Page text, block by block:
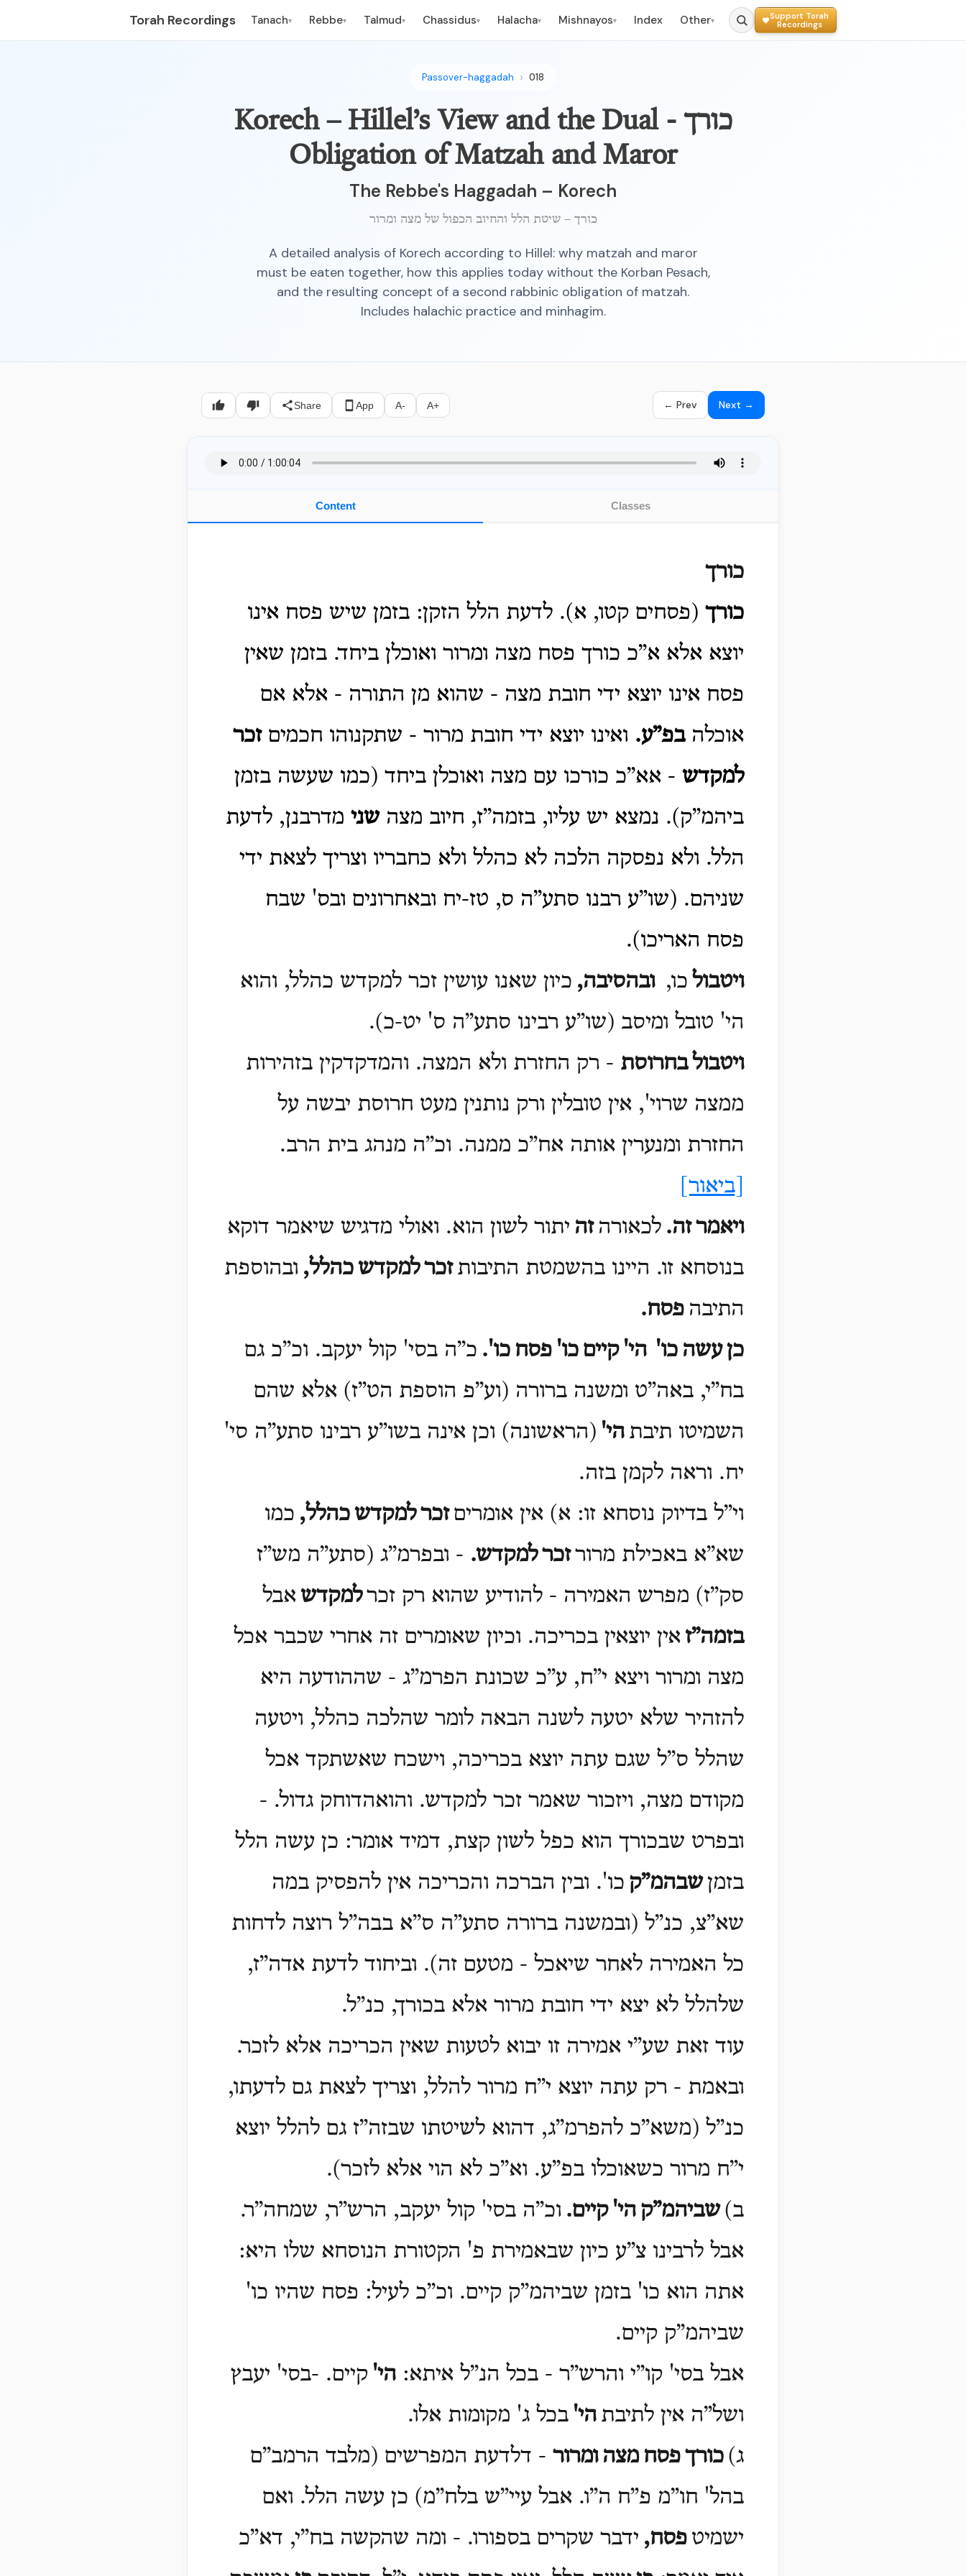
Torah Recordings Tanach▾ Rebbe▾ Talmud▾ Chassidus▾ Halacha▾ Mishnayos▾ Index Other▾
Support Torah
Recordings
Passover-haggadah 018
כורך - Korech – Hillel’s View and the Dual
Obligation of Matzah and Maror
The Rebbe's Haggadah – Korech
כורך – שיטת הלל והחיוב הכפול של מצה ומרור
A detailed analysis of Korech according to Hillel: why matzah and maror
must be eaten together, how this applies today without the Korban Pesach,
and the resulting concept of a second rabbinic obligation of matzah.
Includes halachic practice and minhagim.
Share App A- A+ ← Prev Next →
Content Classes
כורך
כורך (פסחים קטו, א). לדעת הלל הזקן: בזמן שיש פסח אינו
יוצא אלא א”כ כורך פסח מצה ומרור ואוכלן ביחד. בזמן שאין
פסח אינו יוצא ידי חובת מצה - שהוא מן התורה - אלא אם
אוכלה בפ”ע. ואינו יוצא ידי חובת מרור - שתקנוהו חכמים זכר
למקדש - אא”כ כורכו עם מצה ואוכלן ביחד (כמו שעשה בזמן
ביהמ”ק). נמצא יש עליו, בזמה”ז, חיוב מצה שני מדרבנן, לדעת
הלל. ולא נפסקה הלכה לא כהלל ולא כחבריו וצריך לצאת ידי
שניהם. (שו”ע רבנו סתע”ה ס, טז-יח ובאחרונים ובס' שבח
פסח האריכו).
ויטבול כו, ובהסיבה, כיון שאנו עושין זכר למקדש כהלל, והוא
הי' טובל ומיסב (שו”ע רבינו סתע”ה ס' יט-כ).
ויטבולבחרוסת - רק החזרת ולא המצה. והמדקדקין בזהירות
ממצה שרוי', אין טובלין ורק נותנין מעט חרוסת יבשה על
החזרת ומנערין אותה אח”כ ממנה. וכ”ה מנהג בית הרב.
[ביאור]
ויאמרזה. לכאורה זה יתור לשון הוא. ואולי מדגיש שיאמר דוקא
בנוסחא זו. היינו בהשמטת התיבות זכרלמקדשכהלל, ובהוספת
התיבה פסח.
כןעשה כו' הי' קיים כו' פסח כו'. כ”ה בסי' קול יעקב. וכ”כ גם
בח”י, באה”ט ומשנה ברורה (וע”פ הוספת הט”ז) אלא שהם
השמיטו תיבת הי' (הראשונה) וכן אינה בשו”ע רבינו סתע”ה סי'
יח. וראה לקמן בזה.
וי”ל בדיוק נוסחא זו: א) אין אומרים זכרלמקדשכהלל, כמו
שא”א באכילת מרורזכרלמקדש. - ובפרמ”ג (סתע”ה מש”ז
סק”ז) מפרש האמירה - להודיע שהוא רק זכרלמקדשאבל
בזמה”ז אין יוצאין בכריכה. וכיון שאומרים זה אחרי שכבר אכל
מצה ומרור ויצא י”ח, ע”כ שכונת הפרמ”ג - שההודעה היא
להזהיר שלא יטעה לשנה הבאה לומר שהלכה כהלל, ויטעה
שהלל ס”ל שגם עתה יוצא בכריכה, וישכח שאשתקד אכל
מקודם מצה, ויזכור שאמר זכר למקדש. והואהדוחק גדול. -
ובפרט שבכורך הוא כפל לשון קצת, דמיד אומר: כן עשה הלל
בזמןשבהמ”ק כו'. ובין הברכה והכריכה אין להפסיק במה
שא”צ, כנ”ל (ובמשנה ברורה סתע”ה ס”א בבה”ל רוצה לדחות
כל האמירה לאחר שיאכל - מטעם זה). וביחוד לדעת אדה”ז,
שלהלל לא יצא ידי חובת מרור אלא בכורך, כנ”ל.
עוד זאת שע”י אמירה זו יבוא לטעות שאין הכריכה אלא לזכר.
ובאמת - רק עתה יוצא י”ח מרור להלל, וצריך לצאת גם לדעתו,
כנ”ל (משא”כ להפרמ”ג, דהוא לשיטתו שבזה”ז גם להלל יוצא
י”ח מרור כשאוכלו בפ”ע. וא”כ לא הוי אלא לזכר).
ב) שביהמ”ק הי' קיים. וכ”ה בסי' קול יעקב, הרש”ר, שמחה”ר.
אבל לרבינו צ”ע כיון שבאמירת פ' הקטורת הנוסחא שלו היא:
אתה הוא כו' בזמן שביהמ”ק קיים. וכ”כ לעיל: פסח שהיו כו'
שביהמ”ק קיים.
אבל בסי' קו”י והרש”ר - בכל הנ”ל איתא: הי' קיים. -בסי' יעבץ
ושל”ה אין לתיבת הי' בכל ג' מקומות אלו.
ג) כורךפסח מצה ומרור - דלדעת המפרשים (מלבד הרמב”ם
בהל' חו”מ פ”ח ה”ו. אבל עיי”ש בלח”מ) כן עשה הלל. ואם
ישמיט פסח, ידבר שקרים בספורו. - ומה שהקשה בח”י, דא”כ